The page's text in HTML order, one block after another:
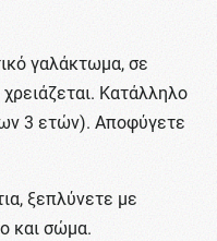
γαλάκτωμα, σε
Κατάλληλο
3 ετών). Αποφύγετε
ξεπλύνετε με
και σώμα.